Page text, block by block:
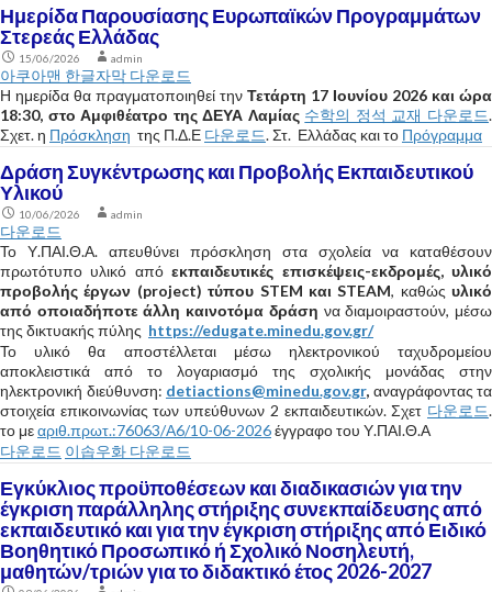
Ημερίδα Παρουσίασης Ευρωπαϊκών Προγραμμάτων
Στερεάς Ελλάδας
15/06/2026 admin
아쿠아맨 한글자막 다운로드
Η ημερίδα θα πραγματοποιηθεί την Τετάρτη 17 Ιουνίου 2026 και ώρα
18:30, στο Αμφιθέατρο της ΔΕΥΑ Λαμίας 수학의 정석 교재 다운로드.
Σχετ. η Πρόσκληση της Π.Δ.Ε 다운로드. Στ. Ελλάδας και το Πρόγραμμα
Δράση Συγκέντρωσης και Προβολής Εκπαιδευτικού
Υλικού
10/06/2026 admin
다운로드
Το Υ.ΠΑΙ.Θ.Α. απευθύνει πρόσκληση στα σχολεία να καταθέσουν
πρωτότυπο υλικό απόεκπαιδευτικές επισκέψεις-εκδρομές, υλικό
προβολής έργων (project) τύπου STEM και STEAM, καθώς υλικό
από οποιαδήποτε άλλη καινοτόμα δράση να διαμοιραστούν, μέσω
της δικτυακής πύλης https://edugate.minedu.gov.gr/
Το υλικό θα αποστέλλεται μέσω ηλεκτρονικού ταχυδρομείου
αποκλειστικά από το λογαριασμό της σχολικής μονάδας στην
ηλεκτρονική διεύθυνση: detiactions@minedu.gov.gr, αναγράφοντας τα
στοιχεία επικοινωνίας των υπεύθυνων 2 εκπαιδευτικών. Σχετ 다운로드.
το μεαριθ.πρωτ.:76063/Α6/10-06-2026έγγραφο του Υ.ΠΑΙ.Θ.Α
다운로드 이솝우화 다운로드
Εγκύκλιος προϋποθέσεων και διαδικασιών για την
έγκριση παράλληλης στήριξης συνεκπαίδευσης από
εκπαιδευτικό και για την έγκριση στήριξης από Ειδικό
Βοηθητικό Προσωπικό ή Σχολικό Νοσηλευτή,
μαθητών/τριών για το διδακτικό έτος 2026-2027